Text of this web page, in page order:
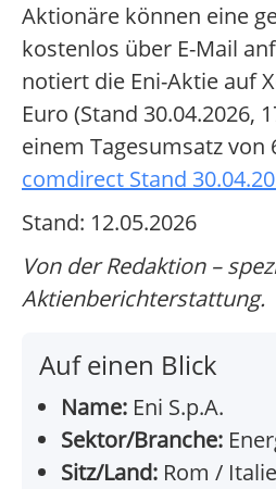
Aktionäre können eine
kostenlos über E-Mail
notiert die Eni-Aktie auf
Euro (Stand 30.04.2026,
einem Tagesumsatz von
comdirect Stand
Stand: 12.05.2026
Von der Redaktion –
Aktienberichterstattung.
Auf einen Blick
Name: Eni S.p.A.
Sektor/Branche:
Sitz/Land: Rom /